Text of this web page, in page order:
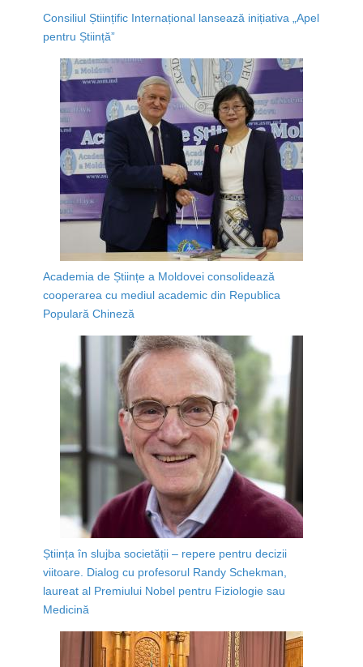
Consiliul Științific Internațional lansează inițiativa „Apel
pentru Știință”
Academia de Științe a Moldovei consolidează
cooperarea cu mediul academic din Republica
Populară Chineză
Știința în slujba societății – repere pentru decizii
viitoare. Dialog cu profesorul Randy Schekman,
laureat al Premiului Nobel pentru Fiziologie sau
Medicină